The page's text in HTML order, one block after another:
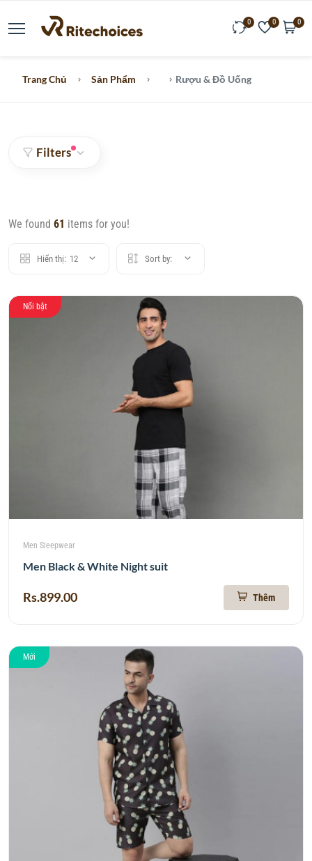
0 0 0
Trang Chủ Sản Phẩm Rượu & Đồ Uống
Filters
We found 61 items for you!
Hiển thị: 12 Sort by:
Nổi bật
Men Sleepwear
Men Black & White Night suit
Rs.899.00 Thêm
Mới